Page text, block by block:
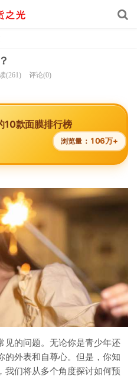
(261) 评论(0)
10款面膜排行榜
浏览量： 106万+
见的问题。无论你是青少年还
的外表和自尊心。但是，你知
我们将从多个角度探讨如何预